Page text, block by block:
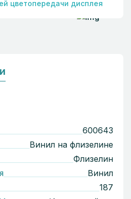
цветопередачи дисплея
600643
Винил на флизелине
Флизелин
Винил
187